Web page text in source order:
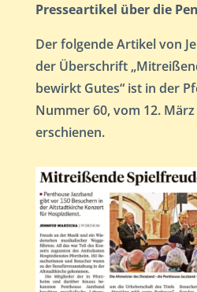
Presseartikel über die
Der folgende Artikel von
der Überschrift
bewirkt Gutes“ ist in der
Nummer 60, vom 12. März
erschienen.